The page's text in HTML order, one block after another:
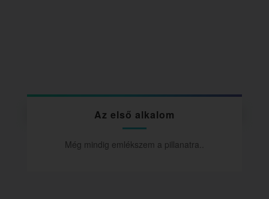
Az első alkalom
Még mindig emlékszem a pillanatra..